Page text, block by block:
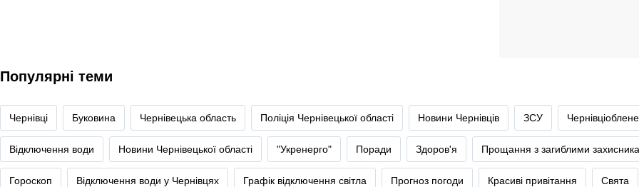
Популярні теми
Чернівці Буковина Чернівецька область Поліція Чернівецької області Новини Чернівців ЗСУ
Відключення води Новини Чернівецької області "Укренерго" Поради Здоров'я Прощання з загиблими
Гороскоп Відключення води у Чернівцях Графік відключення світла Прогноз погоди Красиві привітання Свята